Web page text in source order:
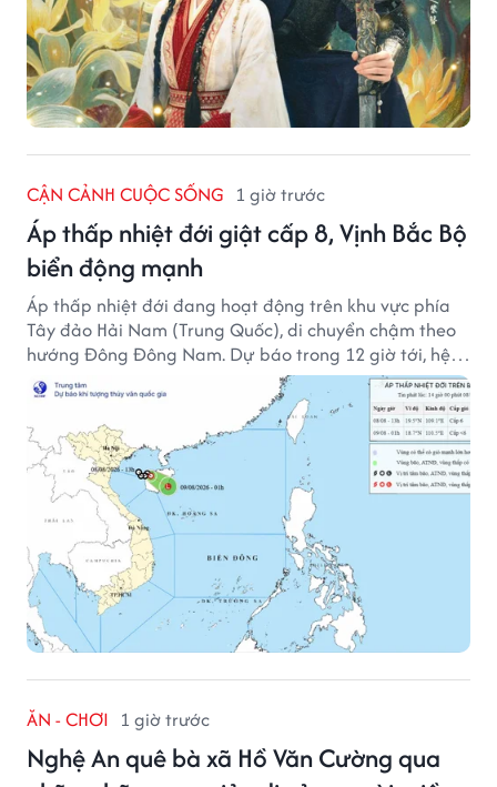
CẬN CẢNH CUỘC SỐNG 1 giờ trước
Áp thấp nhiệt đới giật cấp 8, Vịnh Bắc Bộ
biển động mạnh
Áp thấp nhiệt đới đang hoạt động trên khu vực phía
Tây đảo Hải Nam (Trung Quốc), di chuyển chậm theo
hướng Đông Đông Nam. Dự báo trong 12 giờ tới, hệ
thống này suy yếu dần thành vùng áp thấp.
ĂN - CHƠI 1 giờ trước
Nghệ An quê bà xã Hồ Văn Cường qua